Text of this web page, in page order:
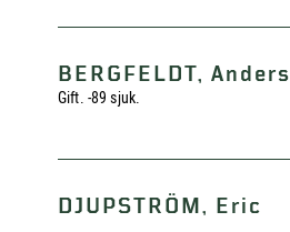
BERGFELDT, Anders
Gift. -89 sjuk.
DJUPSTRÖM, Eric